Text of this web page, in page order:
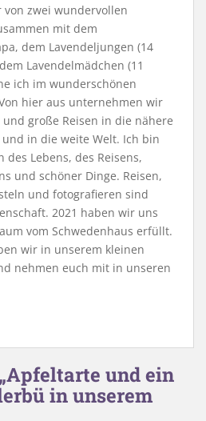
zwei wundervollen
mit dem
dem Lavendeljungen (14
Lavendelmädchen (11
ich im wunderschönen
hier aus unternehmen wir
große Reisen in die nähere
und in die weite Welt. Ich bin
des Lebens, des Reisens,
und schöner Dinge. Reisen,
und fotografieren sind
2021 haben wir uns
vom Schwedenhaus erfüllt.
wir in unserem kleinen
nehmen euch mit in unseren
und ein
in unserem